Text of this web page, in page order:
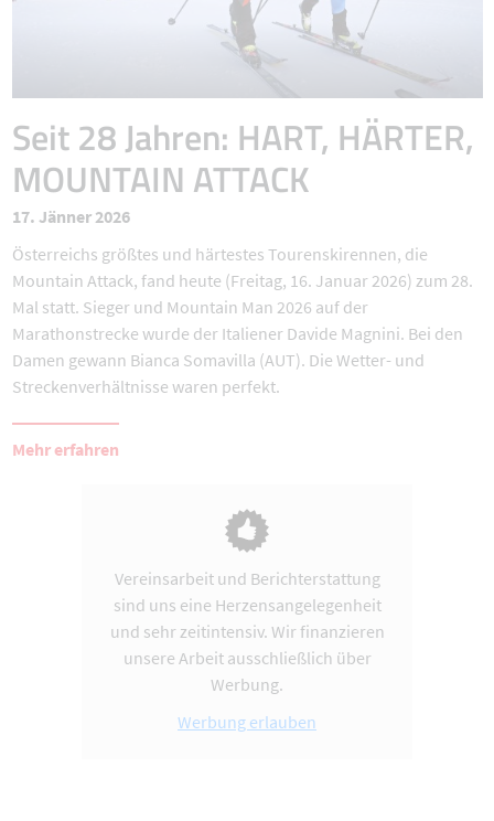
Seit 28 Jahren: HART, HÄRTER,
MOUNTAIN ATTACK
17. Jänner 2026
Österreichs größtes und härtestes Tourenskirennen, die
Mountain Attack, fand heute (Freitag, 16. Januar 2026) zum 28.
Mal statt. Sieger und Mountain Man 2026 auf der
Marathonstrecke wurde der Italiener Davide Magnini. Bei den
Damen gewann Bianca Somavilla (AUT). Die Wetter- und
Streckenverhältnisse waren perfekt.
Mehr erfahren
Vereinsarbeit und Berichterstattung
sind uns eine Herzensangelegenheit
und sehr zeitintensiv. Wir finanzieren
unsere Arbeit ausschließlich über
Werbung.
Werbung erlauben